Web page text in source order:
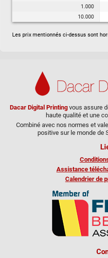
1.000
10.000
Les prix mentionnés ci-dessus sont
Dacar Digital Printingvous assure
haute qualité et une
Combiné avec nos normes et
positive sur le monde de
Assistance
Calendrier de